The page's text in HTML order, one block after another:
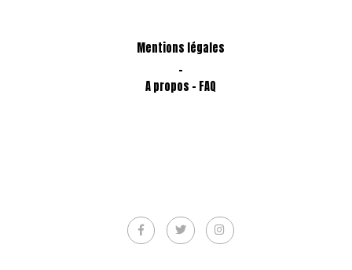
Mentions légales
-
A propos - FAQ